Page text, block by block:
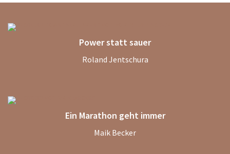
Power statt sauer
Roland Jentschura
Ein Marathon geht immer
Maik Becker